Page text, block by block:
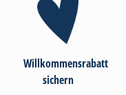
Willkommensrabatt
sichern